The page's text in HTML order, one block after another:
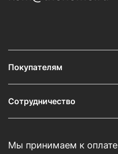
Покупателям
Сотрудничество
Мы принимаем к оплате